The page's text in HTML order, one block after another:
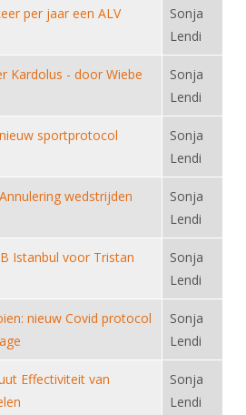
per jaar een ALV
Sonja
Lendi
Kardolus - door Wiebe
Sonja
Lendi
sportprotocol
Sonja
Lendi
wedstrijden
Sonja
Lendi
Istanbul voor Tristan
Sonja
Lendi
nieuw Covid protocol
Sonja
Lendi
Effectiviteit van
Sonja
Lendi